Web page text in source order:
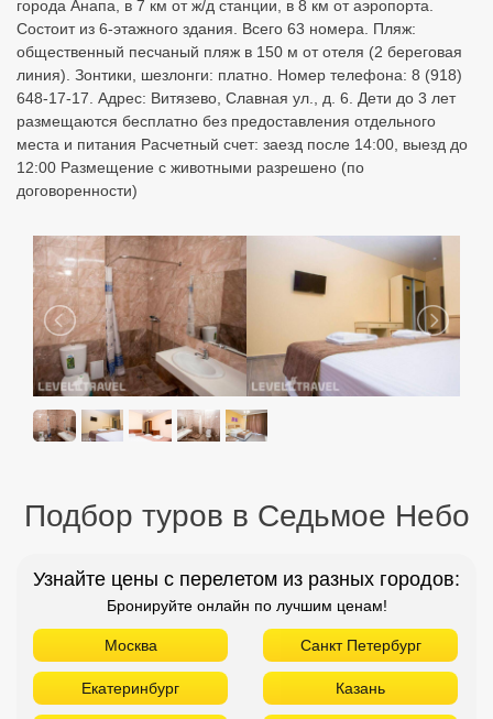
города Анапа, в 7 км от ж/д станции, в 8 км от аэропорта.
Состоит из 6-этажного здания. Всего 63 номера. Пляж:
общественный песчаный пляж в 150 м от отеля (2 береговая
линия). Зонтики, шезлонги: платно. Номер телефона: 8 (918)
648-17-17. Адрес: Витязево, Славная ул., д. 6. Дети до 3 лет
размещаются бесплатно без предоставления отдельного
места и питания Расчетный счет: заезд после 14:00, выезд до
12:00 Размещение с животными разрешено (по
договоренности)
Подбор туров в Седьмое Небо
Узнайте цены с перелетом из разных городов:
Бронируйте онлайн по лучшим ценам!
Москва Санкт Петербург
Екатеринбург Казань